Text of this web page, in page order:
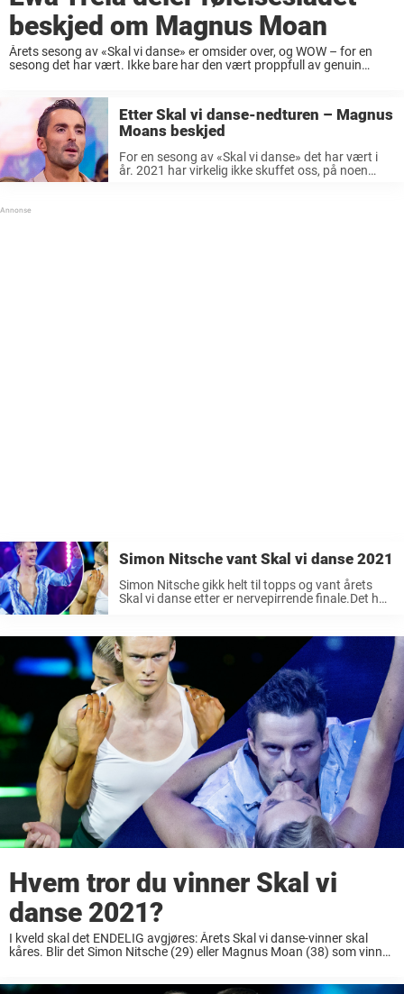
beskjed om Magnus Moan
Årets sesong av «Skal vi danse» er omsider over, og WOW – for en
sesong det har vært. Ikke bare har den vært proppfull av genuin
Etter Skal vi danse-nedturen – Magnus
Moans beskjed
For en sesong av «Skal vi danse» det har vært i
år. 2021 har virkelig ikke skuffet oss, på noen
Simon Nitsche vant Skal vi danse 2021
Simon Nitsche gikk helt til topps og vant årets
Skal vi danse etter er nervepirrende finale.Det har
Hvem tror du vinner Skal vi
danse 2021?
I kveld skal det ENDELIG avgjøres: Årets Skal vi danse-vinner skal
kåres. Blir det Simon Nitsche (29) eller Magnus Moan (38) som vinner